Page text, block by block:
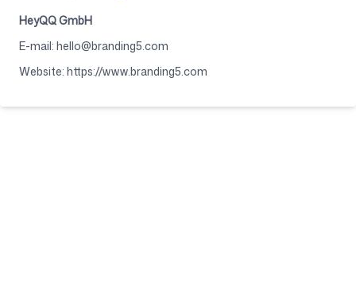
HeyQQ GmbH
E-mail: hello@branding5.com
Website: https://www.branding5.com